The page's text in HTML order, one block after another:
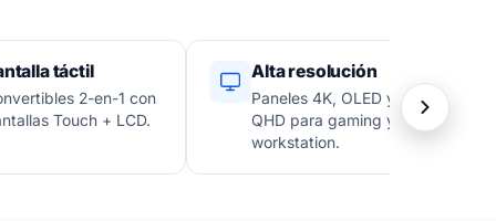
táctil
2-en-1 con
Touch + LCD.
Alta resolución
Paneles 4K, OLED y
QHD para gaming y
workstation.